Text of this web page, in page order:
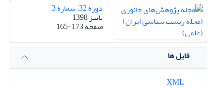
دوره 32، شماره 3
پاییز 1398
صفحه165-173
فایل ها